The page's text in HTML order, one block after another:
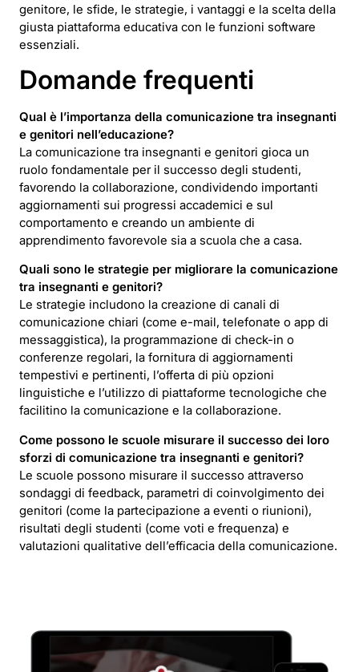
genitore, le sfide, le strategie, i vantaggi e la scelta della
giusta piattaforma educativa con le funzioni software
essenziali.
Domande frequenti
Qual è l’importanza della comunicazione tra insegnanti
e genitori nell’educazione?
La comunicazione tra insegnanti e genitori gioca un
ruolo fondamentale per il successo degli studenti,
favorendo la collaborazione, condividendo importanti
aggiornamenti sui progressi accademici e sul
comportamento e creando un ambiente di
apprendimento favorevole sia a scuola che a casa.
Quali sono le strategie per migliorare la comunicazione
tra insegnanti e genitori?
Le strategie includono la creazione di canali di
comunicazione chiari (come e-mail, telefonate o app di
messaggistica), la programmazione di check-in o
conferenze regolari, la fornitura di aggiornamenti
tempestivi e pertinenti, l’offerta di più opzioni
linguistiche e l’utilizzo di piattaforme tecnologiche che
facilitino la comunicazione e la collaborazione.
Come possono le scuole misurare il successo dei loro
sforzi di comunicazione tra insegnanti e genitori?
Le scuole possono misurare il successo attraverso
sondaggi di feedback, parametri di coinvolgimento dei
genitori (come la partecipazione a eventi o riunioni),
risultati degli studenti (come voti e frequenza) e
valutazioni qualitative dell’efficacia della comunicazione.